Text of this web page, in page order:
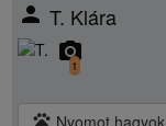
person T. Klára
camera_alt
1
pets